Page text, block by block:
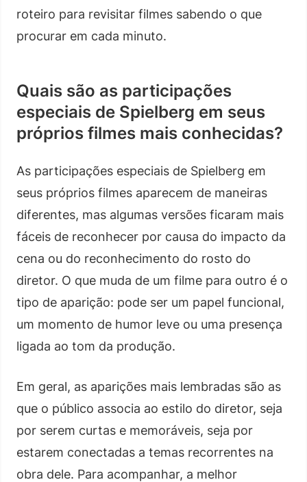
roteiro para revisitar filmes sabendo o que
procurar em cada minuto.
Quais são as participações
especiais de Spielberg em seus
próprios filmes mais conhecidas?
As participações especiais de Spielberg em
seus próprios filmes aparecem de maneiras
diferentes, mas algumas versões ficaram mais
fáceis de reconhecer por causa do impacto da
cena ou do reconhecimento do rosto do
diretor. O que muda de um filme para outro é o
tipo de aparição: pode ser um papel funcional,
um momento de humor leve ou uma presença
ligada ao tom da produção.
Em geral, as aparições mais lembradas são as
que o público associa ao estilo do diretor, seja
por serem curtas e memoráveis, seja por
estarem conectadas a temas recorrentes na
obra dele. Para acompanhar, a melhor